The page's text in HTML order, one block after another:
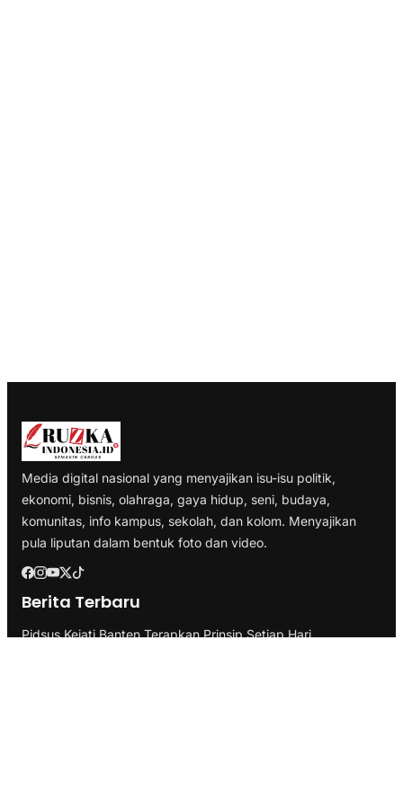
Media digital nasional yang menyajikan isu-isu politik,
ekonomi, bisnis, olahraga, gaya hidup, seni, budaya,
komunitas, info kampus, sekolah, dan kolom. Menyajikan
pula liputan dalam bentuk foto dan video.
Berita Terbaru
Pidsus Kejati Banten Terapkan Prinsip Setiap Hari